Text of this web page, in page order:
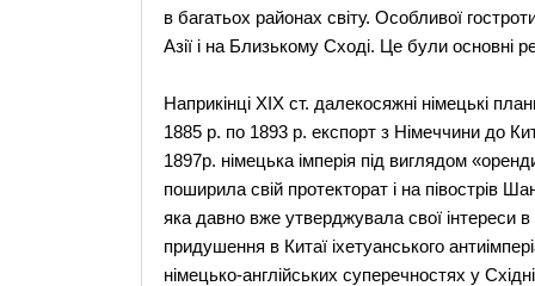
в багатьох районах світу. Особливої
Азії і на Близькому Сході. Це були основні
Наприкінці XIX ст. далекосяжні німецькі
1885 р. по 1893 р. експорт з Німеччини до
1897р. німецька імперія під виглядом
поширила свій протекторат і на півострів
яка давно вже утверджувала свої інтереси
придушення в Китаї іхетуанського
німецько-англійських суперечностях у